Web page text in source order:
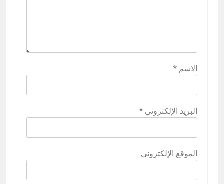
الاسم *
البريد الإلكتروني *
الموقع الإلكتروني